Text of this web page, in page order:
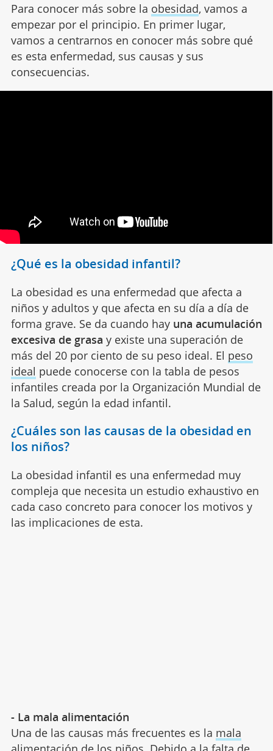
Para conocer más sobre la obesidad, vamos a
empezar por el principio. En primer lugar,
vamos a centrarnos en conocer más sobre qué
es esta enfermedad, sus causas y sus
consecuencias.
¿Qué es la obesidad infantil?
La obesidad es una enfermedad que afecta a
niños y adultos y que afecta en su día a día de
forma grave. Se da cuando hay una acumulación
excesiva de grasa y existe una superación de
más del 20 por ciento de su peso ideal. El peso
ideal puede conocerse con la tabla de pesos
infantiles creada por la Organización Mundial de
la Salud, según la edad infantil.
¿Cuáles son las causas de la obesidad en
los niños?
La obesidad infantil es una enfermedad muy
compleja que necesita un estudio exhaustivo en
cada caso concreto para conocer los motivos y
las implicaciones de esta.
- La mala alimentación
Una de las causas más frecuentes es la mala